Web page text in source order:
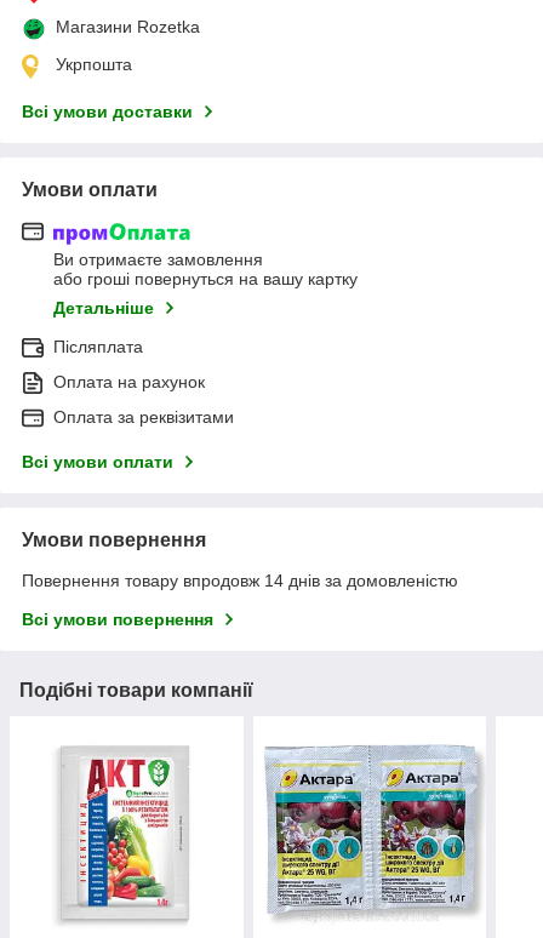
Магазини Rozetka
Укрпошта
Всі умови доставки
Умови оплати
Ви отримаєте замовлення
або гроші повернуться на вашу картку
Детальніше
Післяплата
Оплата на рахунок
Оплата за реквізитами
Всі умови оплати
Умови повернення
Повернення товару впродовж 14 днів за домовленістю
Всі умови повернення
Подібні товари компанії